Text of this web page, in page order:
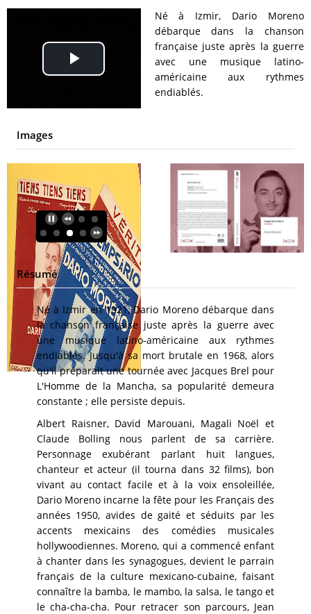
Play
Video
Né à Izmir, Dario Moreno
débarque dans la chanson
française juste après la guerre
avec une musique latino-
américaine aux rythmes
endiablés.
Images
Résumé
Né à Izmir en 1921, Dario Moreno débarque dans
la chanson française juste après la guerre avec
une musique latino-américaine aux rythmes
endiablés. Jusqu'à sa mort brutale en 1968, alors
qu'il préparait une tournée avec Jacques Brel pour
L'Homme de la Mancha, sa popularité demeura
constante ; elle persiste depuis.
Albert Raisner, David Marouani, Magali Noël et
Claude Bolling nous parlent de sa carrière.
Personnage exubérant parlant huit langues,
chanteur et acteur (il tourna dans 32 films), bon
vivant au contact facile et à la voix ensoleillée,
Dario Moreno incarne la fête pour les Français des
années 1950, avides de gaité et séduits par les
accents mexicains des comédies musicales
hollywoodiennes. Moreno, qui a commencé enfant
à chanter dans les synagogues, devient le parrain
français de la culture mexicano-cubaine, faisant
connaître la bamba, le mambo, la salsa, le tango et
le cha-cha-cha. Pour retracer son parcours, Jean